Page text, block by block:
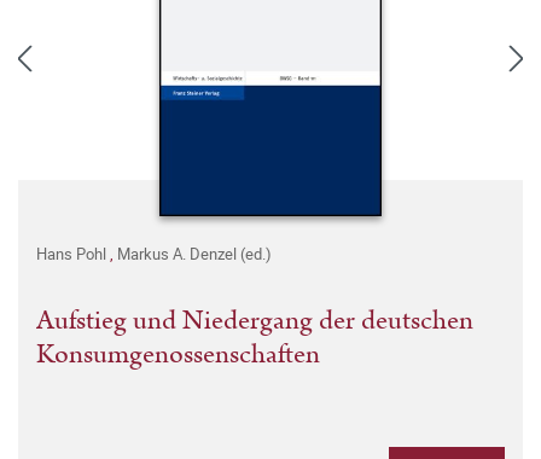
Hans Pohl, Markus A. Denzel (ed.)
Aufstieg und Niedergang der deutschen
Konsumgenossenschaften